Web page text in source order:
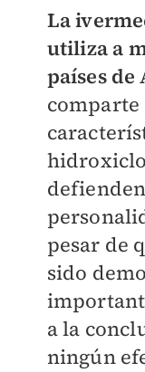
La
utiliza a
países
comparte
pesar de
sido
a la
ningún